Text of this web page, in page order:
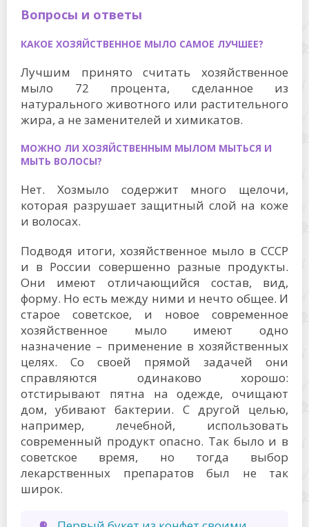
Вопросы и ответы
КАКОЕ ХОЗЯЙСТВЕННОЕ МЫЛО САМОЕ ЛУЧШЕЕ?
Лучшим принято считать хозяйственное
мыло 72 процента, сделанное из
натурального животного или растительного
жира, а не заменителей и химикатов.
МОЖНО ЛИ ХОЗЯЙСТВЕННЫМ МЫЛОМ МЫТЬСЯ И
МЫТЬ ВОЛОСЫ?
Нет. Хозмыло содержит много щелочи,
которая разрушает защитный слой на коже
и волосах.
Подводя итоги, хозяйственное мыло в СССР
и в России совершенно разные продукты.
Они имеют отличающийся состав, вид,
форму. Но есть между ними и нечто общее. И
старое советское, и новое современное
хозяйственное мыло имеют одно
назначение – применение в хозяйственных
целях. Со своей прямой задачей они
справляются одинаково хорошо:
отстирывают пятна на одежде, очищают
дом, убивают бактерии. С другой целью,
например, лечебной, использовать
современный продукт опасно. Так было и в
советское время, но тогда выбор
лекарственных препаратов был не так
широк.